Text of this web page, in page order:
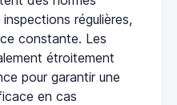
régulières,
constante. Les
étroitement
pour garantir une
en cas